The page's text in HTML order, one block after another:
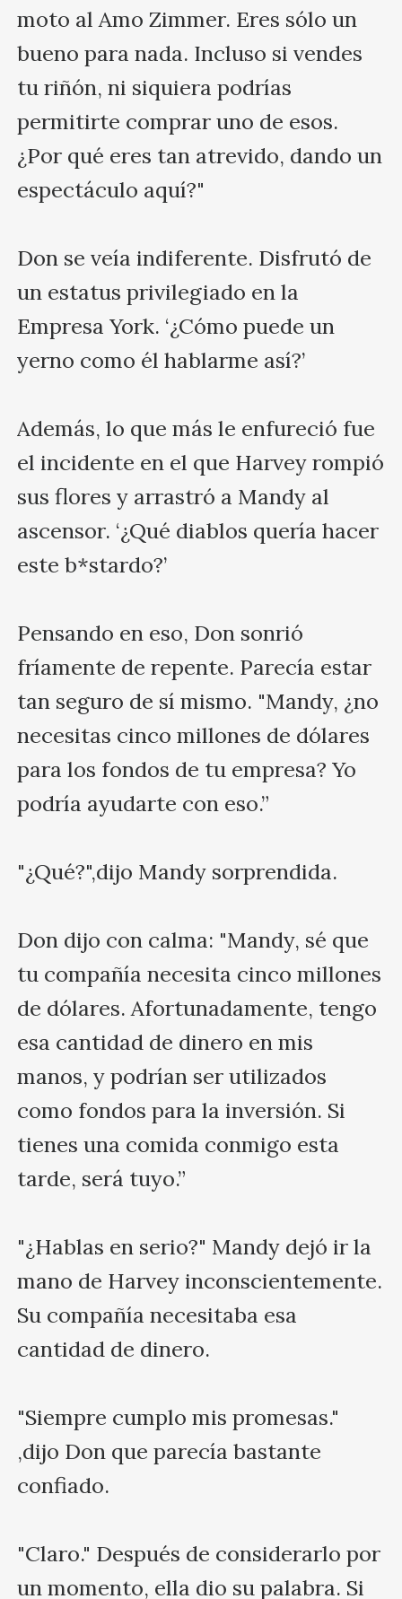
moto al Amo Zimmer. Eres sólo un
bueno para nada. Incluso si vendes
tu riñón, ni siquiera podrías
permitirte comprar uno de esos.
¿Por qué eres tan atrevido, dando un
espectáculo aquí?"
Don se veía indiferente. Disfrutó de
un estatus privilegiado en la
Empresa York. ‘¿Cómo puede un
yerno como él hablarme así?’
Además, lo que más le enfureció fue
el incidente en el que Harvey rompió
sus flores y arrastró a Mandy al
ascensor. ‘¿Qué diablos quería hacer
este b*stardo?’
Pensando en eso, Don sonrió
fríamente de repente. Parecía estar
tan seguro de sí mismo. "Mandy, ¿no
necesitas cinco millones de dólares
para los fondos de tu empresa? Yo
podría ayudarte con eso.”
"¿Qué?",dijo Mandy sorprendida.
Don dijo con calma: "Mandy, sé que
tu compañía necesita cinco millones
de dólares. Afortunadamente, tengo
esa cantidad de dinero en mis
manos, y podrían ser utilizados
como fondos para la inversión. Si
tienes una comida conmigo esta
tarde, será tuyo.”
"¿Hablas en serio?" Mandy dejó ir la
mano de Harvey inconscientemente.
Su compañía necesitaba esa
cantidad de dinero.
"Siempre cumplo mis promesas."
,dijo Don que parecía bastante
confiado.
"Claro." Después de considerarlo por
un momento, ella dio su palabra. Si